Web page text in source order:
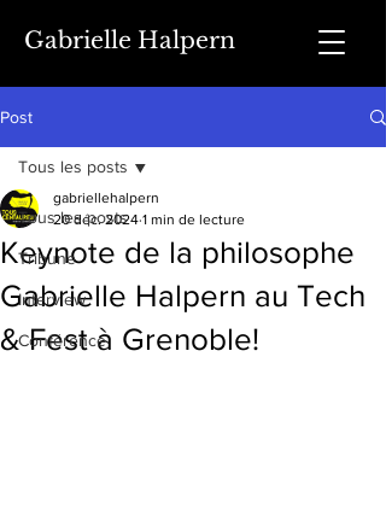
Gabrielle Halpern
Post
Tous les posts
Tribune
Interview
Conférence
Tous les posts
Keynote de la philosophe
Gabrielle Halpern au Tech
& Fest à Grenoble!
gabriellehalpern
20 déc. 2024 1 min de lecture